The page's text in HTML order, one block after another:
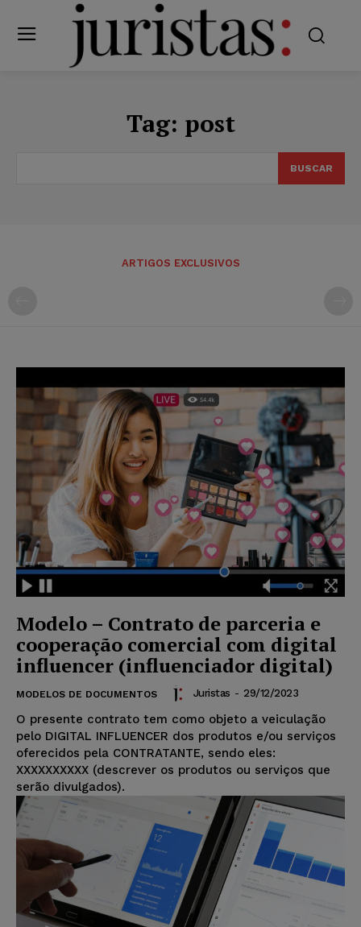
Tag: post
BUSCAR
ARTIGOS EXCLUSIVOS
Modelo – Contrato de parceria e
cooperação comercial com digital
influencer (influenciador digital)
MODELOS DE DOCUMENTOS Juristas - 29/12/2023
O presente contrato tem como objeto a veiculação
pelo DIGITAL INFLUENCER dos produtos e/ou serviços
oferecidos pela CONTRATANTE, sendo eles:
XXXXXXXXXX (descrever os produtos ou serviços que
serão divulgados).